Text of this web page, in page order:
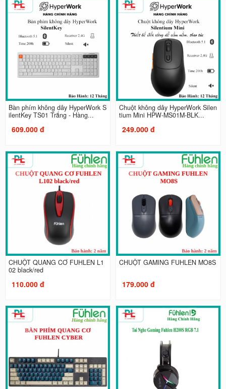
Bàn phím không dây HyperWork S
ilentKey TS01 Trắng - Hàng...
609.000 đ
Chuột không dây HyperWork Silen
tium Mini HPW-MS01M-BLK...
249.000 đ
CHUỘT QUANG CƠ FUHLEN L1
02 black/red
110.000 đ
CHUỘT GAMING FUHLEN MO8S
179.000 đ